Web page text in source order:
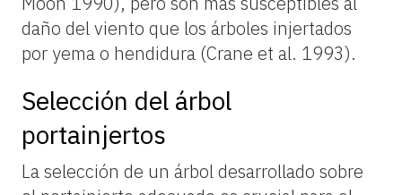
daño delviento que los árboles injertados
por yemao hendidura (Crane et al. 1993).
Selección del árbol
portainjertos
La selección de un árbol desarrollado sobre